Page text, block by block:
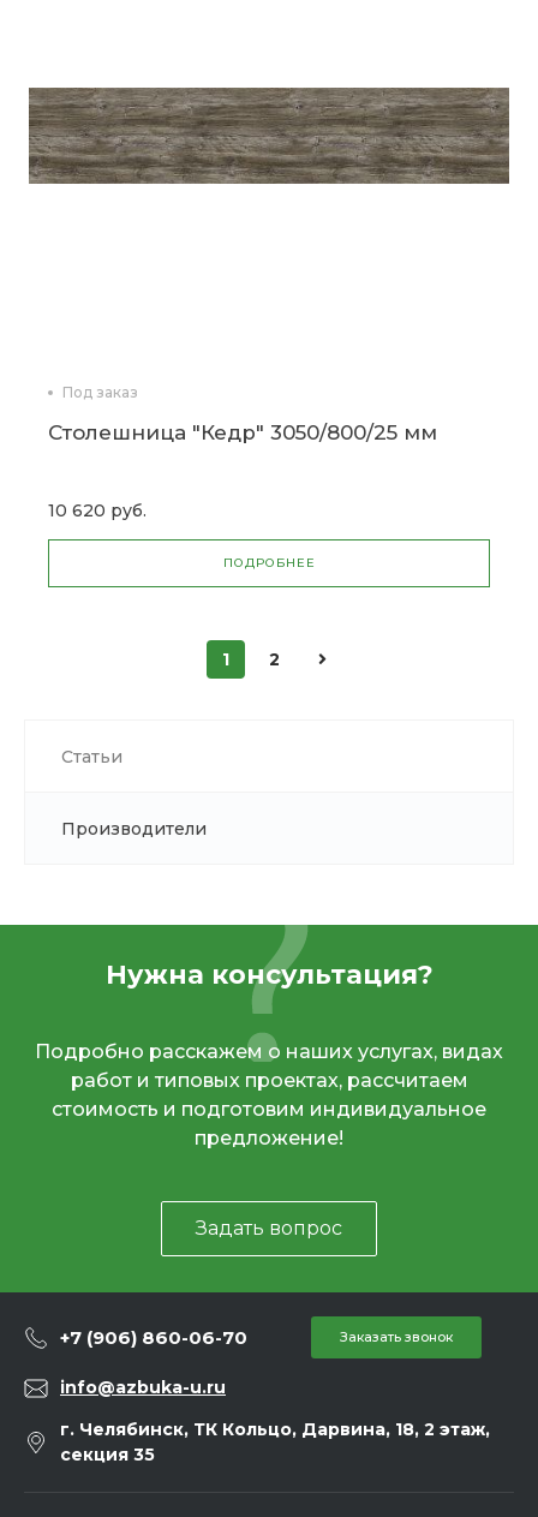
Статьи
Производители
Под заказ
Столешница "Кедр" 3050/800/25 мм
10 620 руб.
ПОДРОБНЕЕ
1 2
Нужна консультация?
Подробно расскажем о наших услугах, видах
работ и типовых проектах, рассчитаем
стоимость и подготовим индивидуальное
предложение!
Задать вопрос
+7 (906) 860-06-70 Заказать звонок
info@azbuka-u.ru
г. Челябинск, ТК Кольцо, Дарвина, 18, 2 этаж,
секция 35